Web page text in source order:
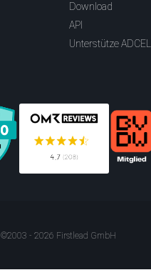
Download
API
Unterstütze ADCELL
©2003 - 2026 Firstlead GmbH